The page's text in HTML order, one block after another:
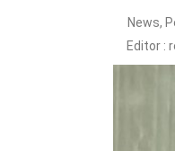
News,
Editor :